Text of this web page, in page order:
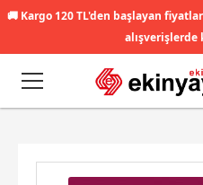
🚚 Kargo 120 TL'den başlayan
alışverişlerde